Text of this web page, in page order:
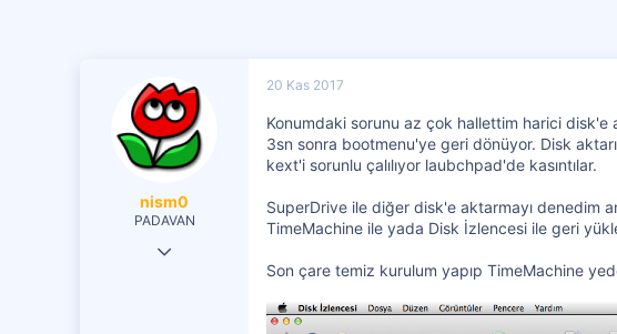
nism0
PADAVAN
19 Tem 2017
20 Kas 2017
Konumdaki sorunu az çok hallettim harici disk'e
3sn sonra bootmenu'ye geri dönüyor. Disk
kext'i sorunlu çalılıyor laubchpad'de kasıntılar.
SuperDrive ile diğer disk'e aktarmayı denedim
TimeMachine ile yada Disk İzlencesi ile geri
Son çare temiz kurulum yapıp TimeMachine